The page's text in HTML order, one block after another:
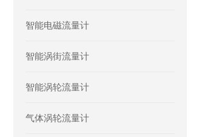
智能电磁流量计
智能涡街流量计
智能涡轮流量计
气体涡轮流量计